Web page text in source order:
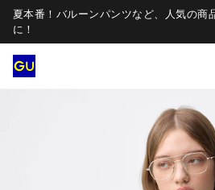
夏本番！バルーンパンツなど、人気の商
に！